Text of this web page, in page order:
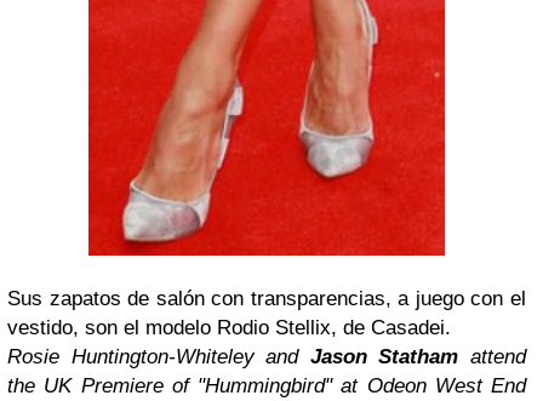
Sus zapatos de salón con transparencias, a juego con el
vestido, son el modelo Rodio Stellix, de Casadei.
Rosie Huntington-Whiteley and Jason Statham attend
the UK Premiere of "Hummingbird" at Odeon West End